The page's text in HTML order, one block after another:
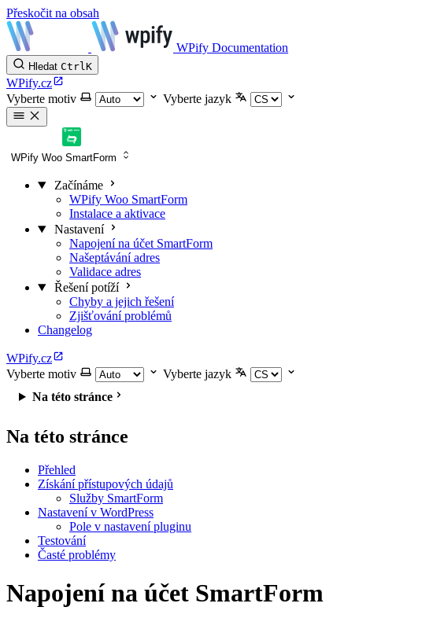
Přeskočit na obsah
WPify Documentation
Hledat CtrlK
WPify.cz
Vyberte motiv
Vyberte jazyk
WPify Woo SmartForm
Začínáme
WPify Woo SmartForm
Instalace a aktivace
Nastavení
Napojení na účet SmartForm
Našeptávání adres
Validace adres
Řešení potíží
Chyby a jejich řešení
Zjišťování problémů
Changelog
WPify.cz
Vyberte motiv
Vyberte jazyk
Na této stránce
Na této stránce
Přehled
Získání přístupových údajů
Služby SmartForm
Nastavení v WordPress
Pole v nastavení pluginu
Testování
Časté problémy
Napojení na účet SmartForm